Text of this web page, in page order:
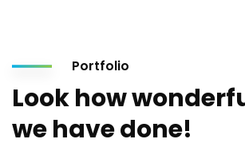
Portfolio
Look how
we have done!